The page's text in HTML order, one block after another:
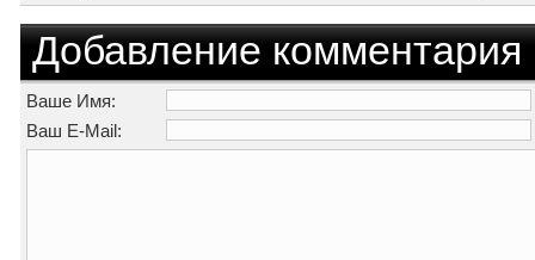
Добавление комментария
Ваше Имя:
Ваш E-Mail: